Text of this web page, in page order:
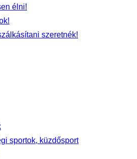
élni!
szeretnék!
sportok, küzdősport